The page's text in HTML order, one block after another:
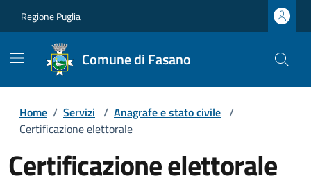
Regione Puglia
Comune di Fasano
Home / Servizi / Anagrafe e stato civile /
Certificazione elettorale
Certificazione elettorale